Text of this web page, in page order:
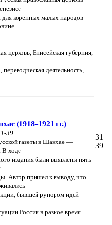
для коренных малых народов
церковь, Енисейская губерния,
деятельность,
(1918–1921 гг.)
39
газеты в Шанхае —
В ходе
издания были выявлены пять
Автор пришел к выводу, что
бывшей рупором идей
России в разное время
31–
39